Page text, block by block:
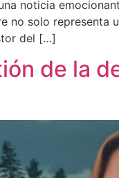
noticia
no solo representa
del […]
de la